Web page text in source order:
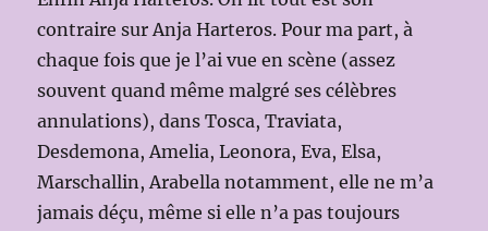
contraire sur Anja Harteros. Pour ma part, à
chaque fois que je l’ai vue en scène (assez
souvent quand même malgré ses célèbres
annulations), dans Tosca, Traviata,
Desdemona, Amelia, Leonora, Eva, Elsa,
Marschallin, Arabella notamment, elle ne m’a
jamais déçu, même si elle n’a pas toujours